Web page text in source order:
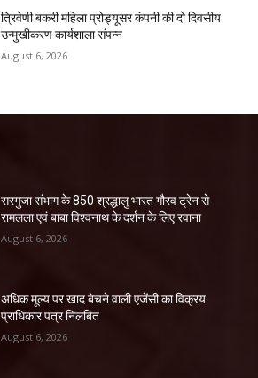
त्रिवेणी बकरी महिला प्रोड्यूसर कंपनी की दो दिवसीय
उन्मुखीकरण कार्यशाला संपन्न
August 6, 2026
सरगुजा संभाग के 850 श्रद्धालु भारत गौरव ट्रेन से
रामलला एवं बाबा विश्वनाथ के दर्शन के लिए रवाना
August 6, 2026
अधिक मूल्य पर खाद बेचने वाली एजेंसी का विक्रय
प्राधिकार पत्र निलंबित
August 6, 2026